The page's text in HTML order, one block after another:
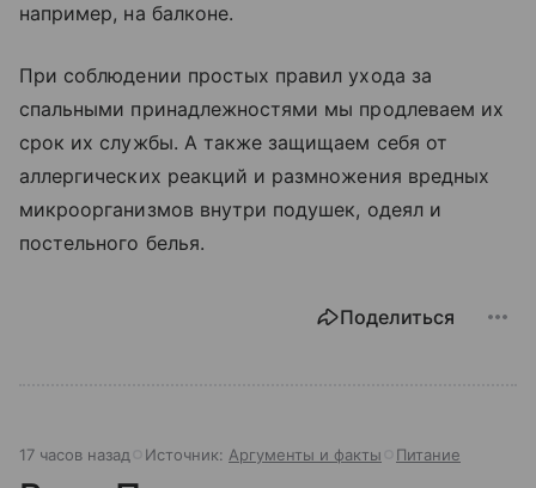
например, на балконе.
При соблюдении простых правил ухода за
спальными принадлежностями мы продлеваем их
срок их службы. А также защищаем себя от
аллергических реакций и размножения вредных
микроорганизмов внутри подушек, одеял и
постельного белья.
Поделиться
17 часов назад Источник: Аргументы и факты Питание